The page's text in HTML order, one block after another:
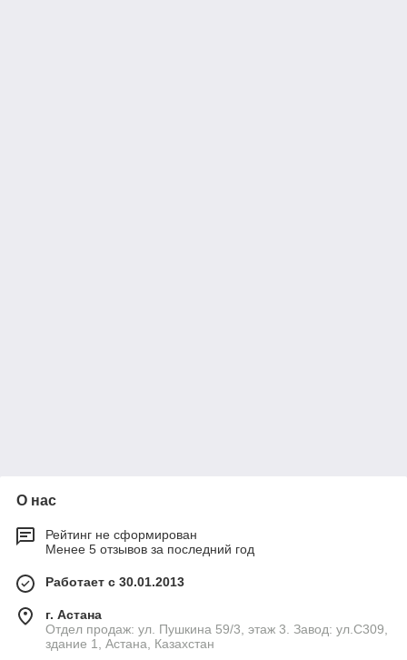
О нас
Рейтинг не сформирован
Менее 5 отзывов за последний год
Работает с 30.01.2013
г. Астана
Отдел продаж: ул. Пушкина 59/3, этаж 3. Завод: ул.С309,
здание 1, Астана, Казахстан